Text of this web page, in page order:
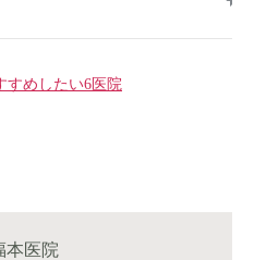
すめしたい6医院
本医院